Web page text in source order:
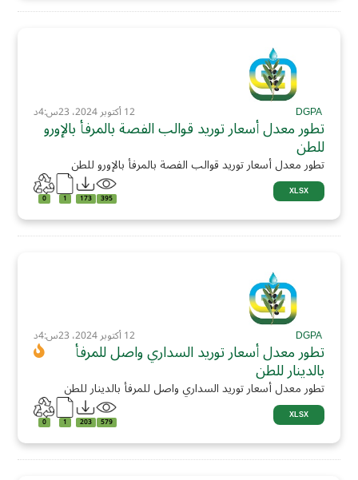
DGPA 12 أكتوبر 2024، 23س:4د
تطور معدل أسعار توريد قوالب الفصة بالمرفأ بالإورو
للطن
تطور معدل أسعار توريد قوالب الفصة بالمرفأ بالإورو للطن
XLSX
395
173
1
0
DGPA 12 أكتوبر 2024، 23س:4د
تطور معدل أسعار توريد السداري واصل للمرفأ
بالدينار للطن
تطور معدل أسعار توريد السداري واصل للمرفأ بالدينار للطن
XLSX
579
203
1
0